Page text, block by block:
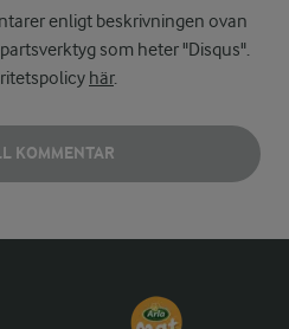
enligt beskrivningen ovan
som heter "Disqus".
här.
KOMMENTAR